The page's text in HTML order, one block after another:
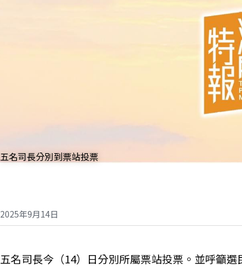
五名司長分別到票站投票
2025年9月14日
五名司長今（14）日分別所屬票站投票。並呼籲